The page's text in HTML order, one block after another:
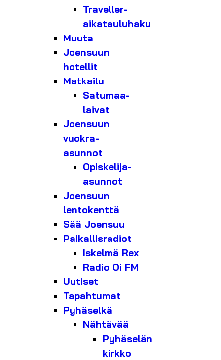
Traveller-
aikatauluhaku
Muuta
Joensuun
hotellit
Matkailu
Satumaa-
laivat
Joensuun
vuokra-
asunnot
Opiskelija-
asunnot
Joensuun
lentokenttä
Sää Joensuu
Paikallisradiot
Iskelmä Rex
Radio Oi FM
Uutiset
Tapahtumat
Pyhäselkä
Nähtävää
Pyhäselän
kirkko